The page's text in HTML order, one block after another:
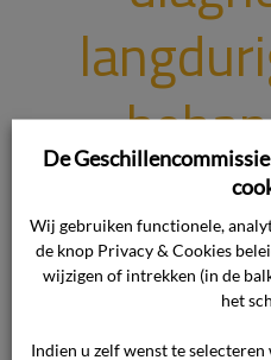
Waar gaat de uitspraak
betreft een cliënt die al
behandeling was bij de
over onjuiste
en gebrek aan
stelt vast dat de
De
Wij gebruiken functionele,
de knop Privacy & Cookies
wijzigen of intrekken (in de
het
Indien u zelf wenst te